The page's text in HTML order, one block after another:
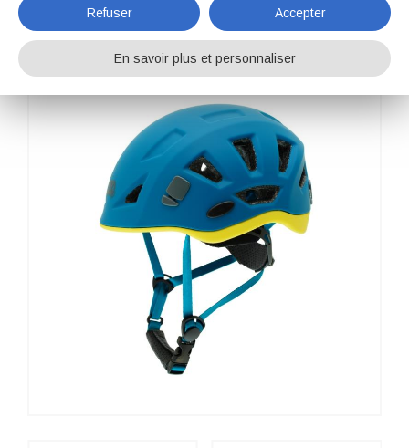
Refuser Accepter
En savoir plus et personnaliser